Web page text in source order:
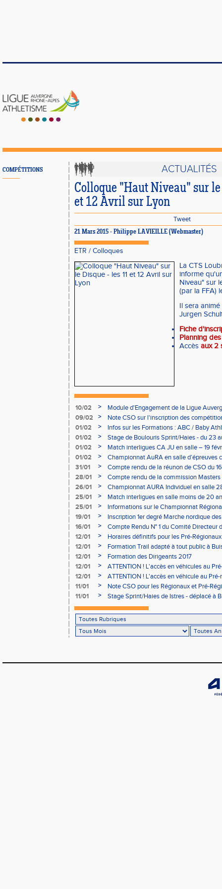
COMPÉTITIONS ACTUALITÉS
Colloque "Haut Niveau" sur
et 12 Avril sur Lyon
Tweet
21 Mars 2015 - Philippe LAVIEILLE (Webmaster)
ETR / Colloques
La CTS
informe
Niveau" sur
(par la FFA)
Il sera
Jurgen
Fiche
Planning
Accès aux 2
10/02 >
Module d'Engagement de la Ligue
09/02
>
Note CSO sur l'inscription des
01/02
>
Infos sur les Formations : ABC / Baby
01/02
>
Stage de Boulouris Sprint/Haies - du 23
01/02
>
Match interligues CA JU en salle – 19
01/02
>
Championnat AuRA en salle d’épreuves
- le 12 février
31/01 >
Compte rendu de la réunon de CSO du
28/01
>
Compte rendu de la commission
à Bourgoin
26/01 >
Championnat AURA Individuel en salle
25/01
>
Match interligues en salle moins de 20
25/01
>
Informations sur le Championnat
05/02
19/01 >
Inscription 1er degré Marche nordique
03/02 (sous condition)
16/01 >
Compte Rendu N° 1 du Comité Directeur
12/01
>
Horaires définitifs pour les Pré-
Aubière
12/01 >
Formation Trail adapté à tout public à
12/01
>
Formation des Dirigeants 2017
12/01
>
ATTENTION ! L'accès en véhicules au
Bains sera réglementé
12/01 >
ATTENTION ! L'accès en véhicule au
Bains sera réglementé
11/01 >
Note CSO pour les Régionaux et Pré-
11/01
> Stage Sprint/Haies de Istres - déplacé à